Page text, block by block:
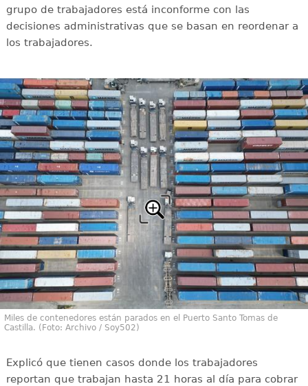
grupo de trabajadores está inconforme con las
decisiones administrativas que se basan en reordenar a
los trabajadores.
Miles de contenedores están parados en el Puerto Santo Tomas de
Castilla. (Foto: Archivo / Soy502)
Explicó que tienen casos donde los trabajadores
reportan que trabajan hasta 21 horas al día para cobrar